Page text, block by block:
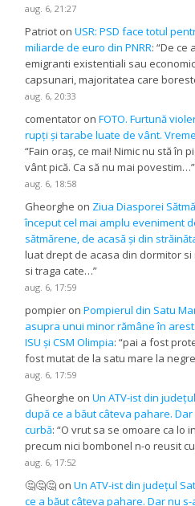
aug. 6, 21:27
Patriot onUSR: PSD face totul
miliarde de euro din PNRR: “De ce
emigranti existentiali sau
capsunari, majoritatea care
aug. 6, 20:33
comentator onFOTO. Furtună
rupți și tarabe luate de vânt.
“Fain oraș, ce mai! Nimic nu stă în
vânt pică. Ca să nu mai povestim…”
aug. 6, 18:58
Gheorghe on Ziua Diasporei
început cel mai amplu eveniment
sătmărene, de acasă și din
luat drept de acasa din dormitor
si traga cate…”
aug. 6, 17:59
pompier onPompierul din Satu
asupra unui minor rămâne în
ISU și CSM Olimpia: “pai a fost
fost mutat de la satu mare la
aug. 6, 17:59
Gheorghe onUn ATV-ist din
după ce a băut câteva pahare.
curbă: “O vrut sa se omoare ca lo
precum nici bombonel n-o reusit
aug. 6, 17:52
🤔🤔🤔 onUn ATV-ist din județul
ce a băut câteva pahare. Dar nu